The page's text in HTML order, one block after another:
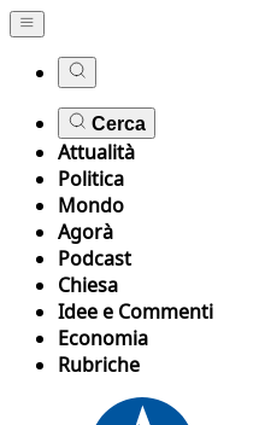
Cerca
Attualità
Politica
Mondo
Agorà
Podcast
Chiesa
Idee e Commenti
Economia
Rubriche